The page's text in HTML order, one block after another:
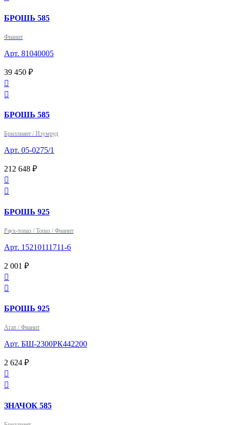
БРОШЬ 585
Фианит
Арт. 81040005
39 450 ₽


БРОШЬ 585
Бриллиант / Изумруд
Арт. 05-0275/1
212 648 ₽


БРОШЬ 925
Раух-топаз / Топаз / Фианит
Арт. 15210111711-6
2 001 ₽


БРОШЬ 925
Агат / Фианит
Арт. БШ-2300РК442200
2 624 ₽


ЗНАЧОК 585